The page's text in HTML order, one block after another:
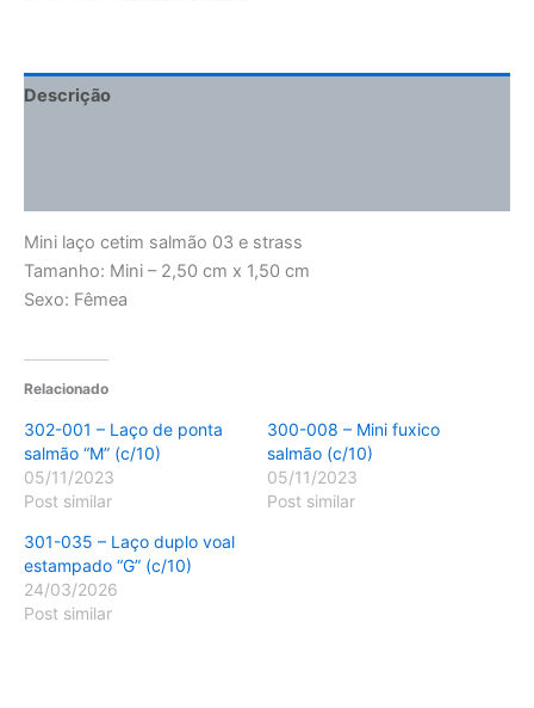
Descrição
Mini laço cetim salmão 03 e strass
Tamanho: Mini – 2,50 cm x 1,50 cm
Sexo: Fêmea
Relacionado
302-001 – Laço de ponta
salmão “M” (c/10)
05/11/2023
Post similar
300-008 – Mini fuxico
salmão (c/10)
05/11/2023
Post similar
301-035 – Laço duplo voal
estampado “G” (c/10)
24/03/2026
Post similar